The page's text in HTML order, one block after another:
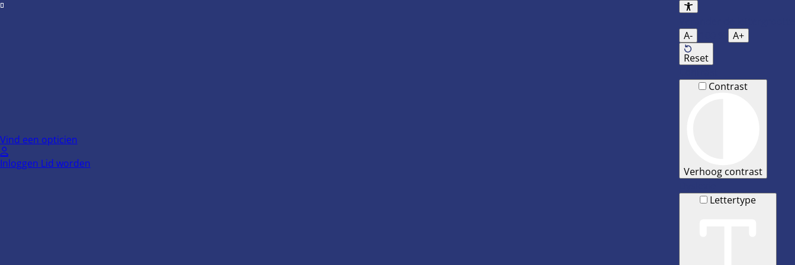
Ga
Vind een opticien
Inloggen Lid worden
A-
A+
Reset
Contrast
Verhoog contrast
Lettertype